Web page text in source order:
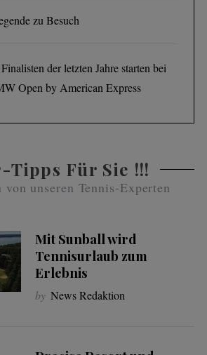
zu Besuch
der letzten Jahre starten bei
Open by American Express
Tipps Für Sie !!!
von unseren Tennis-Experten
Mit Sunball wird
Tennisurlaub zum
Erlebnis
by News Redaktion